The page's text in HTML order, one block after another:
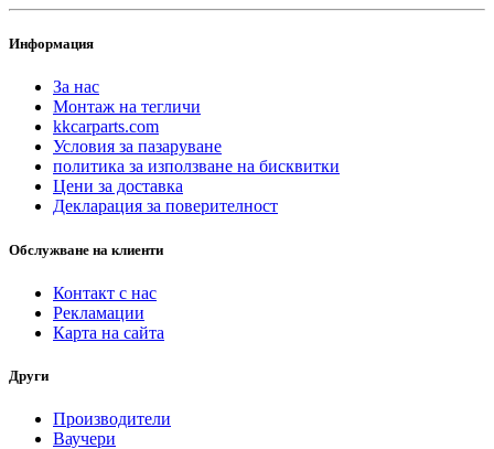
Информация
За нас
Монтаж на тегличи
kkcarparts.com
Условия за пазаруване
политика за използване на бисквитки
Цени за доставка
Декларация за поверителност
Обслужване на клиенти
Контакт с нас
Рекламации
Карта на сайта
Други
Производители
Ваучери